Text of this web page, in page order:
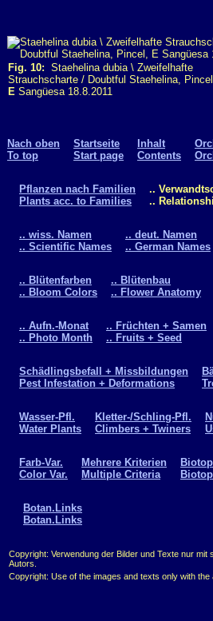
Fig. 10: Staehelina dubia \ Zweifelhafte
Strauchscharte / Doubtful Staehelina, Pincel
E Sangüesa 18.8.2011
Nach oben
To top
Startseite
Start page
Inhalt
Contents
Pflanzen nach Familien
Plants acc. to Families
..
..
.. wiss. Namen
.. Scientific Names
.. deut. Namen
.. German Names
.. Blütenfarben
.. Bloom Colors
.. Blütenbau
.. Flower Anatomy
.. Aufn.-Monat
.. Photo Month
.. Früchten + Samen
.. Fruits + Seed
Schädlingsbefall + Missbildungen
Pest Infestation + Deformations
Wasser-Pfl.
Water Plants
Kletter-/Schling-Pfl.
Climbers + Twiners
Farb-Var.
Color Var.
Mehrere Kriterien
Multiple Criteria
Botan.Links
Botan.Links
Copyright: Verwendung der Bilder und Texte nur mit
Autors.
Copyright: Use of the images and texts only with the